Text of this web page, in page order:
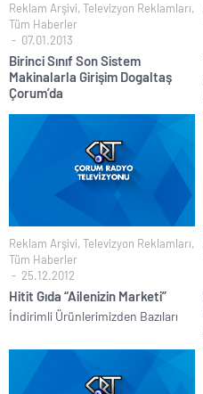
Reklam Arşivi, Televizyon Reklamları,
Tüm Haberler
07.01.2013
Birinci Sınıf Son Sistem
Makinalarla Girişim Dogaltaş
Çorum’da
Reklam Arşivi, Televizyon Reklamları,
Tüm Haberler
25.12.2012
Hitit Gıda “Ailenizin Marketi”
İndirimli Ürünlerimizden Bazıları